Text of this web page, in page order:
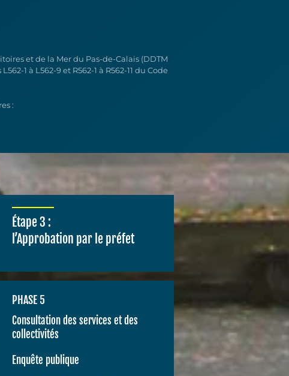
et de la Mer du Pas-de-Calais (DDTM
1 à L562-9 et R562-1 à R562-11 du Code
:
Étape 3 :
l’Approbation par le préfet
PHASE 5
Consultation des services et des
collectivités
Enquête publique